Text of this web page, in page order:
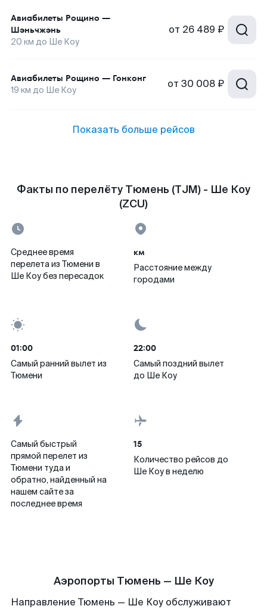
Авиабилеты Рощино —
Шэньчжэнь
20 км до Ше Коу
от 26 489 ₽
Авиабилеты Рощино — Гонконг
19 км до Ше Коу от 30 008 ₽
Показать больше рейсов
Факты по перелёту Тюмень (TJM) - Ше Коу
(ZCU)
Среднее время
перелета из Тюмени в
Ше Коу без пересадок
км
Расстояние между
городами
01:00
Самый ранний вылет из
Тюмени
22:00
Самый поздний вылет
до Ше Коу
Самый быстрый
прямой перелет из
Тюмени туда и
обратно, найденный на
нашем сайте за
последнее время
15
Количество рейсов до
Ше Коу в неделю
Аэропорты Тюмень — Ше Коу
Направление Тюмень — Ше Коу обслуживают